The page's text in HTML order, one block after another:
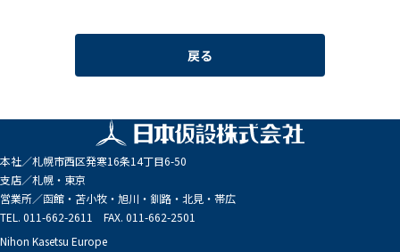
戻る
本社／札幌市西区発寒16条14丁目6-50
支店／札幌・東京
営業所／函館・苫小牧・旭川・釧路・北見・帯広
TEL. 011-662-2611 FAX. 011-662-2501
Nihon Kasetsu Europe